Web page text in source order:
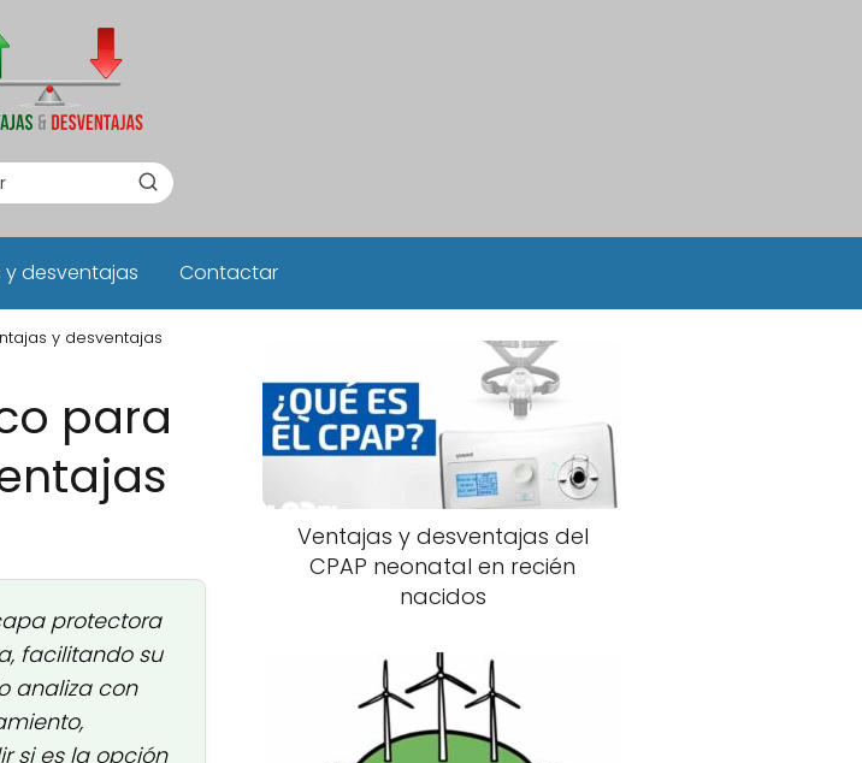
desventajas Contactar
y desventajas
para
protectora
facilitando su
analiza con
si es la opción
Ventajas y desventajas del
CPAP neonatal en recién
nacidos